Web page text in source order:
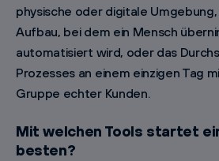
physische oder digitale
Aufbau, bei dem ein Mensch
automatisiert wird, oder das
Prozesses an einem einzigen Tag
Gruppe echter Kunden.
Mit welchen Tools startet
besten?